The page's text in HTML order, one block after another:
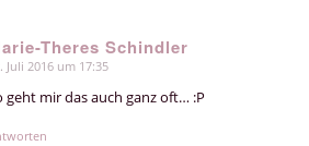
Theres Schindler
Juli 2016 um 17:35
geht mir das auch ganz oft… :P